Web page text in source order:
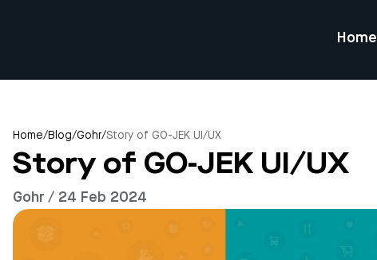
Home
Home/Blog/Gohr/Story of GO-JEK UI/UX
Story of GO-JEK UI/UX
Gohr / 24 Feb 2024